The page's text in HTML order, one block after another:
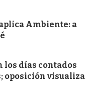
Ambiente: a
los días contados
oposición visualiza